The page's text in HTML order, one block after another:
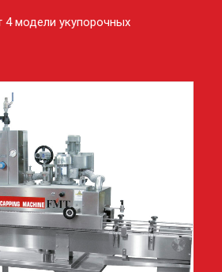
4 модели укупорочных